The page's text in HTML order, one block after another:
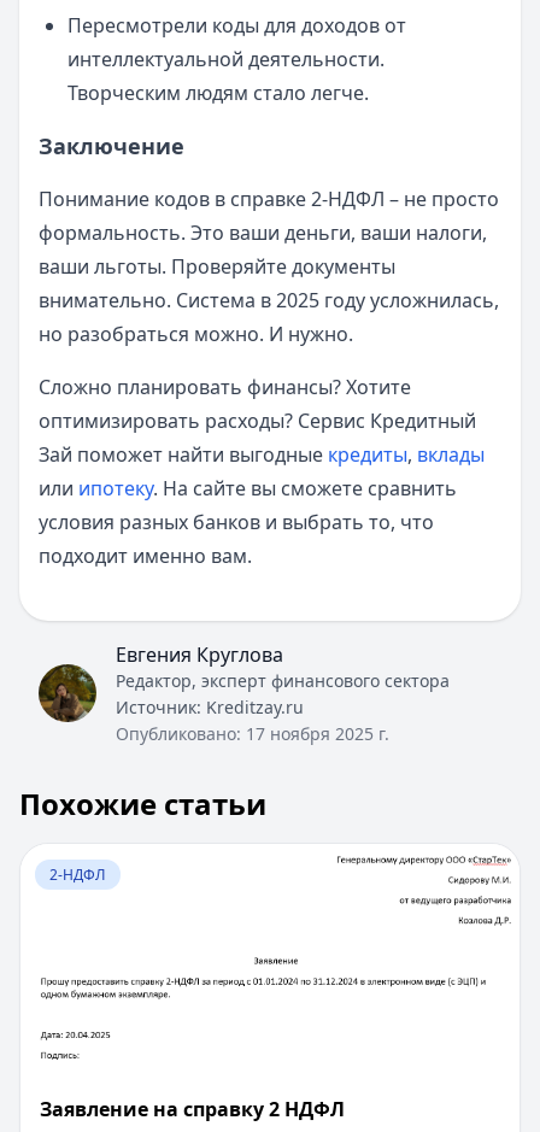
Пересмотрели коды для доходов от
интеллектуальной деятельности.
Творческим людям стало легче.
Заключение
Понимание кодов в справке 2-НДФЛ – не просто
формальность. Это ваши деньги, ваши налоги,
ваши льготы. Проверяйте документы
внимательно. Система в 2025 году усложнилась,
но разобраться можно. И нужно.
Сложно планировать финансы? Хотите
оптимизировать расходы? Сервис Кредитный
Зай поможет найти выгодные кредиты, вклады
или ипотеку. На сайте вы сможете сравнить
условия разных банков и выбрать то, что
подходит именно вам.
Евгения Круглова
Редактор, эксперт финансового сектора
Источник: Kreditzay.ru
Опубликовано: 17 ноября 2025 г.
Похожие статьи
Перейти к статье: Заявление на справку 2 НДФЛ
2-НДФЛ
Заявление на справку 2 НДФЛ